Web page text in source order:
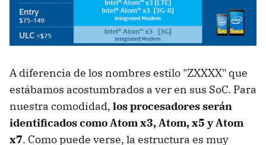
A diferencia de los nombres estilo "ZXXXX" que
estábamos acostumbrados a ver en sus SoC. Para
nuestra comodidad, los procesadores serán
identificados como Atom x3, Atom, x5 y Atom
x7. Como puede verse, la estructura es muy